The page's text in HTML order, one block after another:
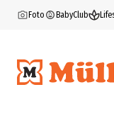
Foto BabyClub